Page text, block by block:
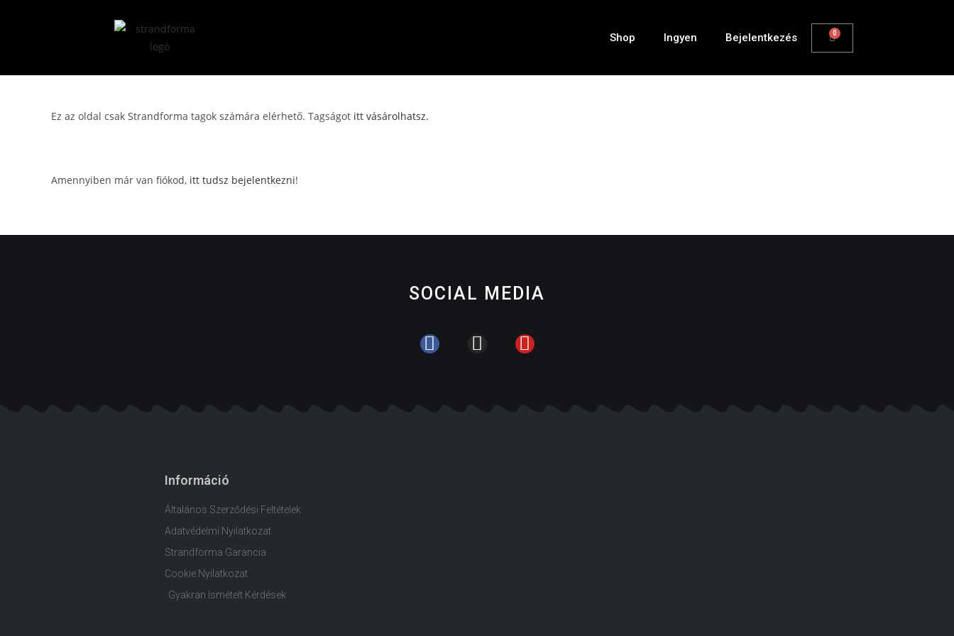
Shop Ingyen Bejelentkezés
Ez az oldal csak Strandforma tagok számára elérhető. Tagságot itt vásárolhatsz.
Amennyiben már van fiókod, itt tudsz bejelentkezni!
SOCIAL MEDIA
Információ
Általános Szerződési Feltételek
Adatvédelmi Nyilatkozat
Strandforma Garancia
Cookie Nyilatkozat
Gyakran Ismételt Kérdések